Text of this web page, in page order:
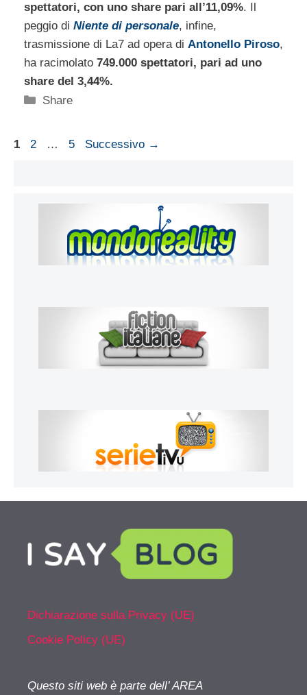
spettatori, con uno share pari all’11,09%. Il
peggio di Niente di personale, infine,
trasmissione di La7 ad opera di Antonello Piroso,
ha racimolato 749.000 spettatori, pari ad uno
share del 3,44%.
Categorie
Share
Pagina
1 Pagina
2 … Pagina
5 Successivo →
Dichiarazione sulla Privacy (UE)
Cookie Policy (UE)
Questo siti web è parte dell’ AREA